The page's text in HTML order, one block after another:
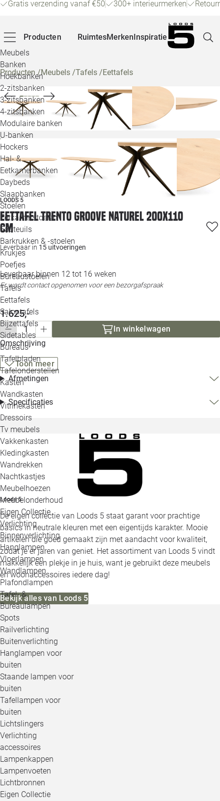
Gratis verzending vanaf €50 300+ interieurmerken
Producten
Meubels
Banken
Hoekbanken
2-zitsbanken
3-zitsbanken
4-zitsbanken
Modulaire banken
U-banken
Hockers
Hal- &
Eetkamerbanken
Daybeds
Slaapbanken
Stoelen
Eetkamerstoelen
Fauteuils
Barkrukken & -stoelen
Krukjes
Poefjes
Bureaustoelen
Tafels
Eettafels
Salontafels
Bijzettafels
Sidetables
Bureaus
Tafelbladen
Tafelonderstellen
Kasten
Wandkasten
Vitrinekasten
Dressoirs
Tv meubels
Vakkenkasten
Kledingkasten
Wandrekken
Nachtkastjes
Meubelhoezen
Meubelonderhoud
Eigen Collectie
Verlichting
Binnenverlichting
Hanglampen
Vloerlampen
Wandlampen
Plafondlampen
Tafel- &
Bureaulampen
Spots
Railverlichting
Buitenverlichting
Hanglampen voor
buiten
Staande lampen voor
buiten
Tafellampen voor
buiten
Lichtslingers
Verlichting
accessoires
Lampenkappen
Lampenvoeten
Lichtbronnen
Eigen Collectie
RuimtesMerkenInspiratie
Producten/Meubels /Tafels /Eettafels
LOODS 5
Eettafel Trento groove naturel 200x110
cm
Leverbaar in 15 uitvoeringen
Leverbaar binnen 12 tot 16 weken
Er wordt contact opgenomen voor een bezorgafspraak
1.625,-
In winkelwagen
Omschrijving
Toon meer
Afmetingen
Specificaties
Loods 5
De eigen collectie van Loods 5 staat garant voor prachtige
basics in neutrale kleuren met een eigentijds karakter. Mooie
artikelen die goed gemaakt zijn met aandacht voor kwaliteit,
zodat je er jaren van geniet. Het assortiment van Loods 5 vindt
makkelijk een plekje in je huis, want je gebruikt deze meubels
en woonaccessoires iedere dag!
Bekijk alles van Loods 5